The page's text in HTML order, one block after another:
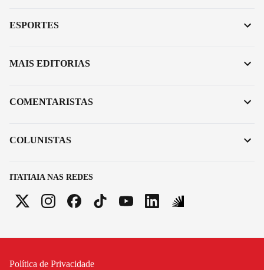
ITATIAIA NAS REDES
ESPORTES
MAIS EDITORIAS
COMENTARISTAS
COLUNISTAS
Política de Privacidade